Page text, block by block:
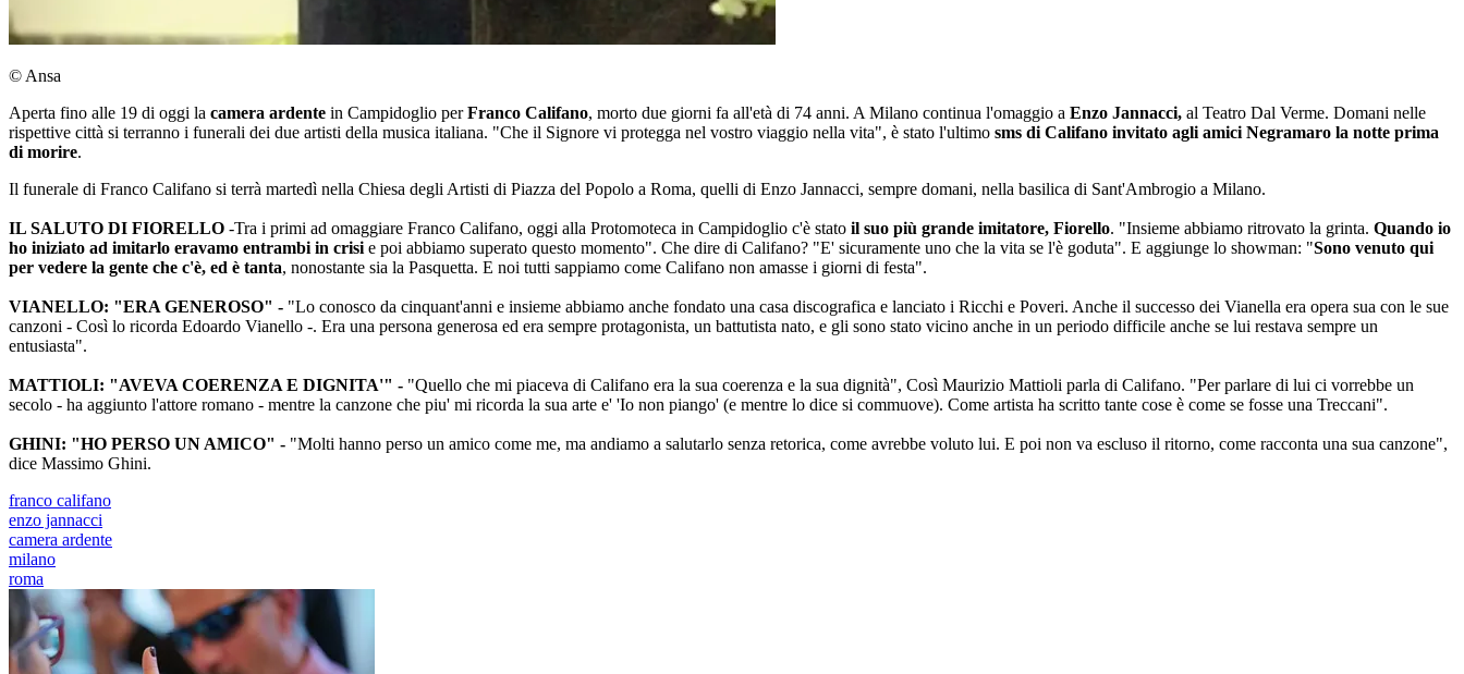
© Ansa
Aperta fino alle 19 di oggi la camera ardente in Campidoglio perFranco Califano, morto due giorni fa all'età di 74 anni. A Milano continua l'omaggio a Enzo Jannacci, al Teatro Dal Verme. Domani nelle
rispettive città si terranno i funerali dei due artisti della musica italiana. "Che il Signore vi protegga nel vostro viaggio nella vita", è stato l'ultimo sms di Califano invitato agli amici Negramaro la notte prima
di morire.
Il funerale di Franco Califano si terrà martedì nella Chiesa degli Artisti di Piazza del Popolo a Roma, quelli di Enzo Jannacci, sempre domani, nella basilica di Sant'Ambrogio a Milano.
IL SALUTO DI FIORELLO -Tra i primi ad omaggiare Franco Califano, oggi alla Protomoteca in Campidoglio c'è stato il suo più grande imitatore, Fiorello. "Insieme abbiamo ritrovato la grinta. Quando io
ho iniziato ad imitarlo eravamo entrambi in crisi e poi abbiamo superato questo momento". Che dire di Califano? "E' sicuramente uno che la vita se l'è goduta". E aggiunge lo showman: "Sono venuto qui
per vedere la gente che c'è, ed è tanta, nonostante sia la Pasquetta. E noi tutti sappiamo come Califano non amasse i giorni di festa".
VIANELLO: "ERA GENEROSO" - "Lo conosco da cinquant'anni e insieme abbiamo anche fondato una casa discografica e lanciato i Ricchi e Poveri. Anche il successo dei Vianella era opera sua con le sue
canzoni - Così lo ricorda Edoardo Vianello -. Era una persona generosa ed era sempre protagonista, un battutista nato, e gli sono stato vicino anche in un periodo difficile anche se lui restava sempre un
entusiasta".
MATTIOLI: "AVEVA COERENZA E DIGNITA'" - "Quello che mi piaceva di Califano era la sua coerenza e la sua dignità", Così Maurizio Mattioli parla di Califano. "Per parlare di lui ci vorrebbe un
secolo - ha aggiunto l'attore romano - mentre la canzone che piu' mi ricorda la sua arte e' 'Io non piango' (e mentre lo dice si commuove). Come artista ha scritto tante cose è come se fosse una Treccani".
GHINI: "HO PERSO UN AMICO" - "Molti hanno perso un amico come me, ma andiamo a salutarlo senza retorica, come avrebbe voluto lui. E poi non va escluso il ritorno, come racconta una sua canzone",
dice Massimo Ghini.
franco califano
enzo jannacci
camera ardente
milano
roma